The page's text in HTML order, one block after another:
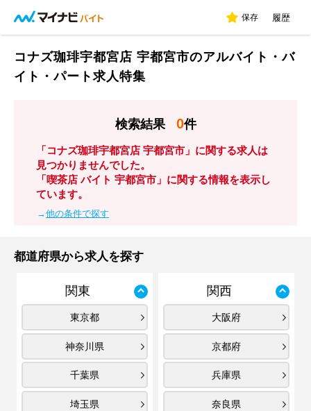
保存 履歴
コナズ珈琲宇都宮店 宇都宮市のアルバイト・バ
イト・パート求人特集
検索結果 0件
「コナズ珈琲宇都宮店 宇都宮市」に関する求人は
見つかりませんでした。
「喫茶店 バイト 宇都宮市」に関する情報を表示し
ています。
→他の条件で探す
都道府県から求人を探す
関東
東京都
神奈川県
千葉県
埼玉県
関西
大阪府
京都府
兵庫県
奈良県